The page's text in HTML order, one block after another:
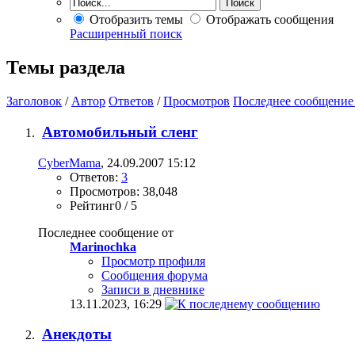
Отобразить темы
Отображать сообщения
Расширенный поиск
Темы раздела
Заголовок / Автор Ответов /Просмотров Последнее сообщение
Автомобильный сленг
CyberMama, 24.09.2007 15:12
Ответов: 3
Просмотров: 38,048
Рейтинг0 / 5
Последнее сообщение от
Marinochka
Просмотр профиля
Сообщения форума
Записи в дневнике
13.11.2023, 16:29
Анекдоты